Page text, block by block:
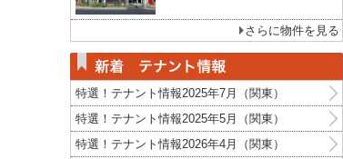
さらに物件を見る
特選！テナント情報2025年7月（関東）
特選！テナント情報2025年5月（関東）
特選！テナント情報2026年4月（関東）